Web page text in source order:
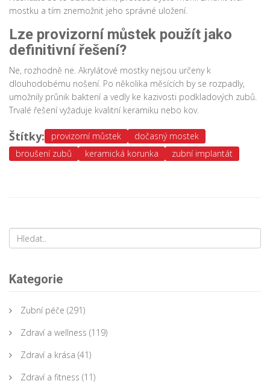
mostku a tím znemožnit jeho správné uložení.
Lze provizorní můstek použít jako
definitivní řešení?
Ne, rozhodně ne. Akrylátové mostky nejsou určeny k
dlouhodobému nošení. Po několika měsících by se rozpadly,
umožnily průnik bakterií a vedly ke kazivosti podkladových zubů.
Trvalé řešení vyžaduje kvalitní keramiku nebo kov.
Štítky: provizorní můstek
dočasný mostek
broušení zubů
keramická korunka zubní implantát
Kategorie
Zubní péče (291)
Zdraví a wellness (119)
Zdraví a krása (41)
Zdraví a fitness (11)